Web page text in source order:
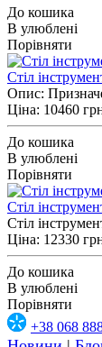
До кошика
В улюблені
Порівняти
Стіл
Опис:
Ціна: 10460
До кошика
В улюблені
Порівняти
Стіл
Стіл
Ціна: 12330
До кошика
В улюблені
Порівняти
+38 068